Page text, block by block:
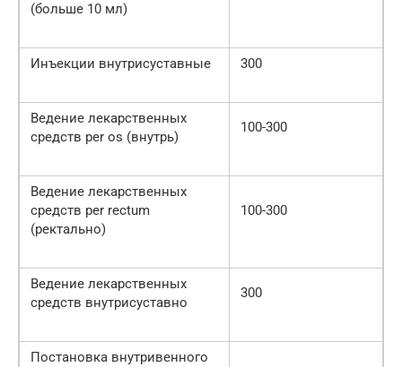
(больше 10 мл)
Инъекции внутрисуставные 300
Ведение лекарственных
средств per os (внутрь)
100-300
Ведение лекарственных
средств per rectum
(ректально)
100-300
Ведение лекарственных
средств внутрисуставно
300
Постановка внутривенного